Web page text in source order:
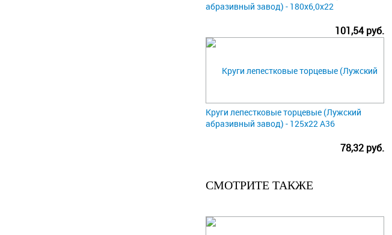
абразивный завод) - 180х6,0х22
101,54 руб.
Круги лепестковые торцевые (Лужский
абразивный завод) - 125х22 А36
78,32 руб.
СМОТРИТЕ ТАКЖЕ